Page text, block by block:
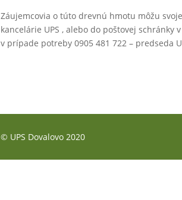
Záujemcovia o túto drevnú hmotu môžu
kancelárie UPS , alebo do poštovej schránky
v prípade potreby 0905 481 722 – predseda
© UPS Dovalovo 2020